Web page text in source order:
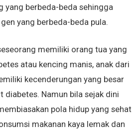
yang berbeda-beda sehingga
yang berbeda-beda pula.
memiliki orang tua yang
atau kencing manis, anak dari
kecenderungan yang besar
diabetes. Namun bila sejak dini
pola hidup yang sehat
makanan kaya lemak dan